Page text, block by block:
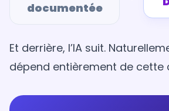
documentée
Et derrière, l’IA suit.
dépend entièrement de cette